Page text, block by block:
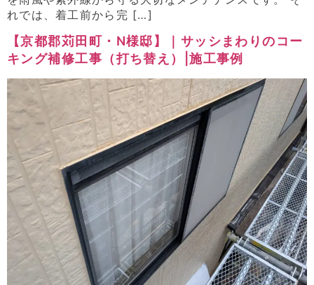
れでは、着工前から完 […]
【京都郡苅田町・N様邸】｜サッシまわりのコー
キング補修工事（打ち替え）|施工事例